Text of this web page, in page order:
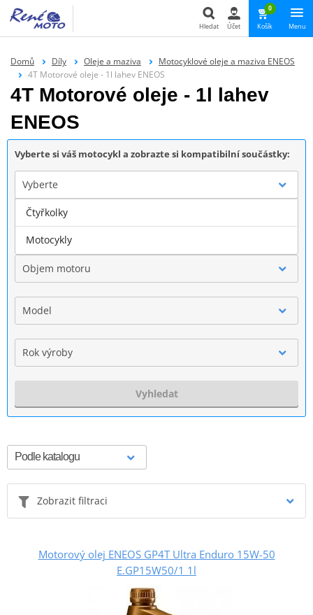
Hledat
Hledat Účet
0
Košík Menu
Domů Díly Oleje a maziva
Motocyklové oleje a maziva ENEOS
4T Motorové oleje - 1l lahev ENEOS
4T Motorové oleje - 1l lahev
ENEOS
Vyberte si váš motocykl a zobrazte si kompatibilní součástky:
Vyberte
Značka
Objem motoru
Model
Rok výroby
Vyhledat
Zobrazit filtraci
Motorový olej ENEOS GP4T Ultra Enduro 15W-50
E.GP15W50/1 1l
Čtyřkolky
Motocykly